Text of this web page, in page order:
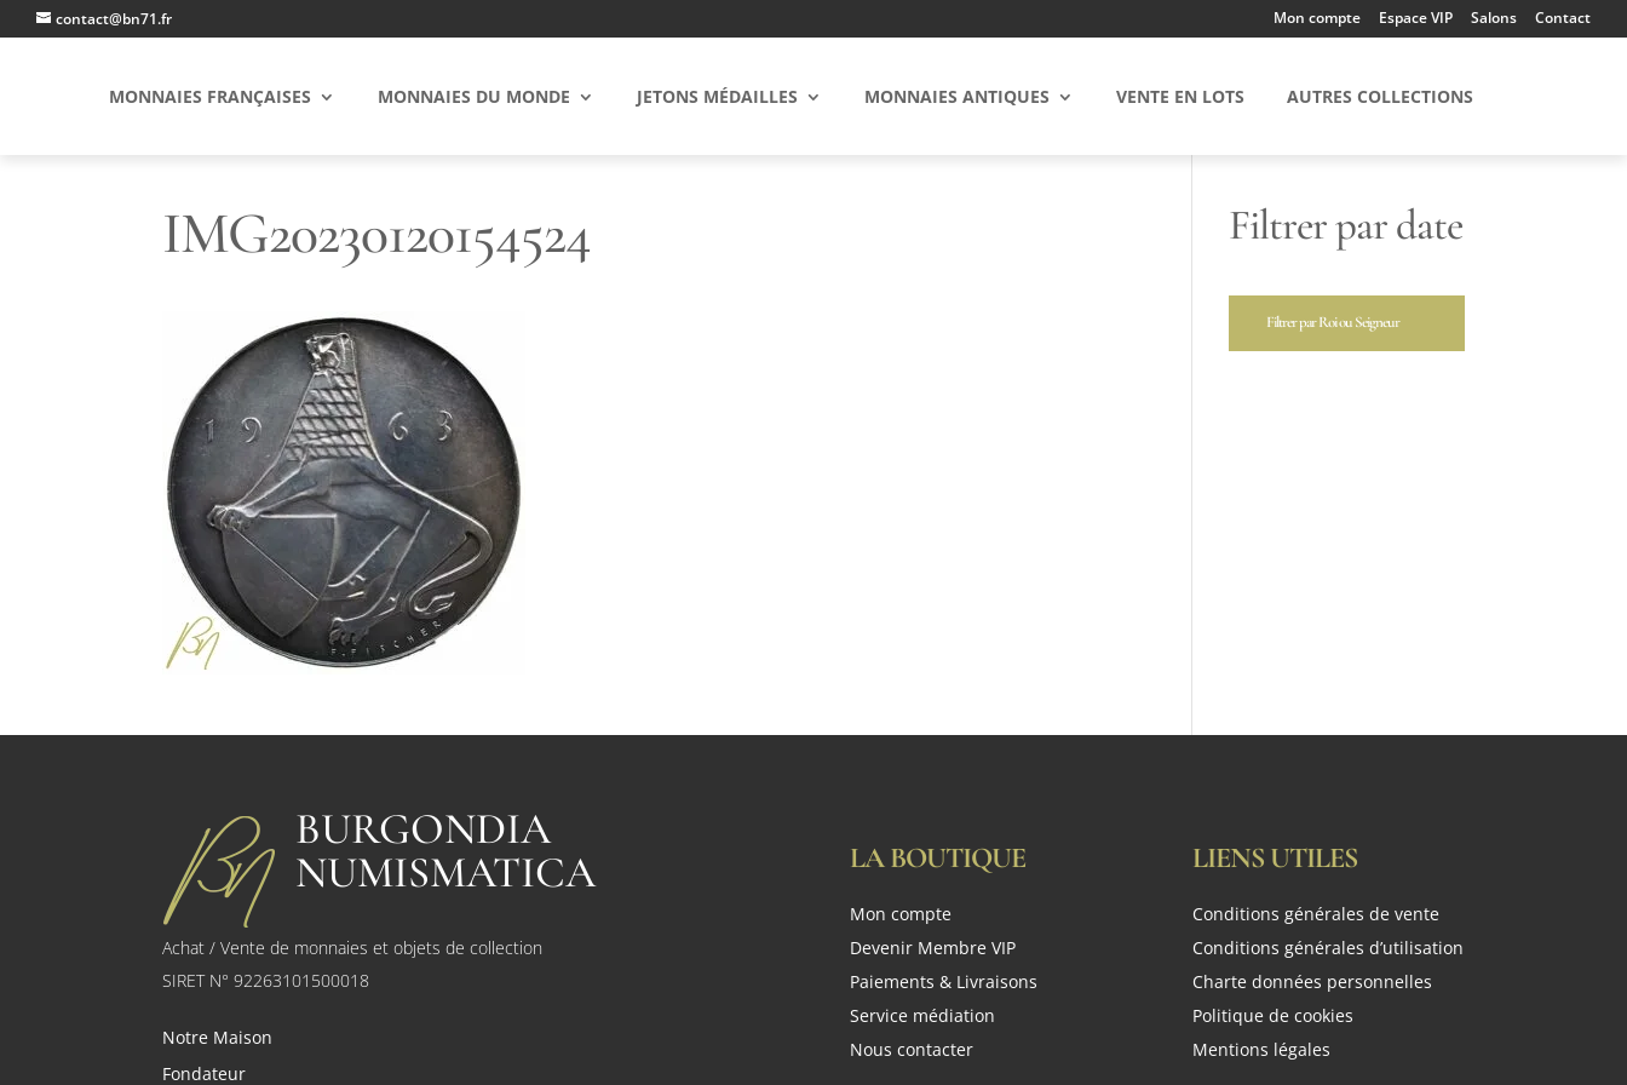
contact@bn71.fr Mon compte Espace VIP Salons Contact
MONNAIES FRANÇAISES MONNAIES DU MONDE JETONS MÉDAILLES MONNAIES ANTIQUES VENTE EN LOTS AUTRES COLLECTIONS
IMG20230120154524 Filtrer par date
Filtrer par Roi ou Seigneur
BURGONDIA
NUMISMATICA
Achat / Vente de monnaies et objets de collection
SIRET N° 92263101500018
Notre Maison
Fondateur
LA BOUTIQUE
Mon compte
Devenir Membre VIP
Paiements & Livraisons
Service médiation
Nous contacter
LIENS UTILES
Conditions générales de vente
Conditions générales d’utilisation
Charte données personnelles
Politique de cookies
Mentions légales